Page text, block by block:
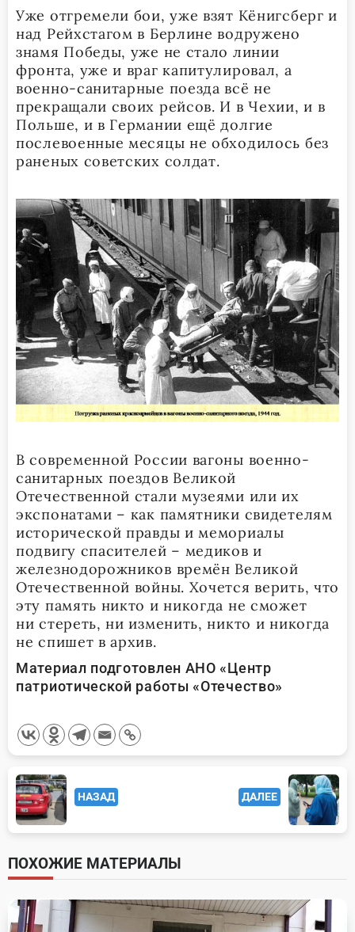
Уже отгремели бои, уже взят Кёнигсберг и
над Рейхстагом в Берлине водружено
знамя Победы, уже не стало линии
фронта, уже и враг капитулировал, а
военно-санитарные поезда всё не
прекращали своих рейсов. И в Чехии, и в
Польше, и в Германии ещё долгие
послевоенные месяцы не обходилось без
раненых советских солдат.
В современной России вагоны военно-
санитарных поездов Великой
Отечественной стали музеями или их
экспонатами – как памятники свидетелям
исторической правды и мемориалы
подвигу спасителей – медиков и
железнодорожников времён Великой
Отечественной войны. Хочется верить, что
эту память никто и никогда не сможет
ни стереть, ни изменить, никто и никогда
не спишет в архив.
Материал подготовлен АНО «Центр
патриотической работы «Отечество»
<span
class="nav-
subtitle
screen-
reader-
text">Page</span>
НАЗАД ДАЛЕЕ
ПОХОЖИЕ МАТЕРИАЛЫ